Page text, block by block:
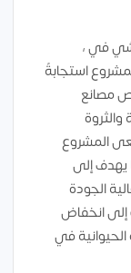
في ،
استجابةً
مصانع
المشروع
يهدف إلى
الجودة
إلى انخفاض
في